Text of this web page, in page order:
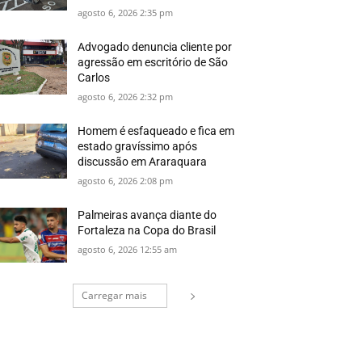
agosto 6, 2026 2:35 pm
Advogado denuncia cliente por
agressão em escritório de São
Carlos
agosto 6, 2026 2:32 pm
Homem é esfaqueado e fica em
estado gravíssimo após
discussão em Araraquara
agosto 6, 2026 2:08 pm
Palmeiras avança diante do
Fortaleza na Copa do Brasil
agosto 6, 2026 12:55 am
Carregar mais